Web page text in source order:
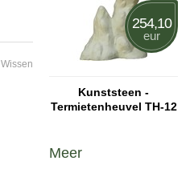
254,10
eur
Kunststeen -
Termietenheuvel TH-12
Wissen
Meer